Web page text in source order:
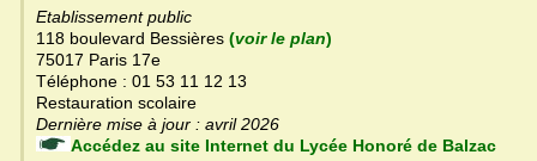
Etablissement public
118 boulevard Bessières (voir le plan)
75017 Paris 17e
Téléphone : 01 53 11 12 13
Restauration scolaire
Dernière mise à jour : avril 2026
Accédez au site Internet du Lycée Honoré de Balzac